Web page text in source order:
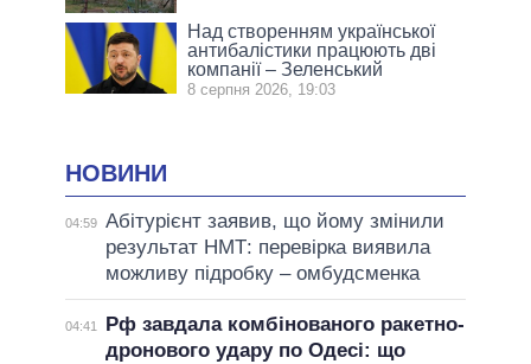
Над створенням української
антибалістики працюють дві
компанії – Зеленський
8 серпня 2026, 19:03
НОВИНИ
04:59 Абітурієнт заявив, що йому змінили
результат НМТ: перевірка виявила
можливу підробку – омбудсменка
04:41
Рф завдала комбінованого ракетно-
дронового удару по Одесі: що